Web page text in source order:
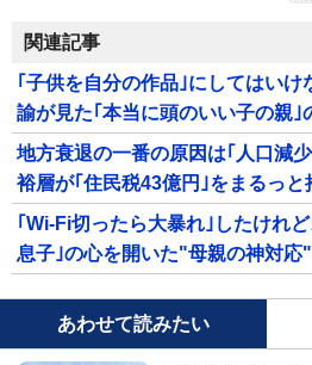
関連記事
｢子供を自分の作品｣にしてはい
諭が見た｢本当に頭のいい子の親｣
地方衰退の一番の原因は｢人口減
裕層が｢住民税43億円｣をまるっと
｢Wi-Fi切ったら大暴れ｣したけれ
息子｣の心を開いた"母親の神対応"
あわせて読みたい